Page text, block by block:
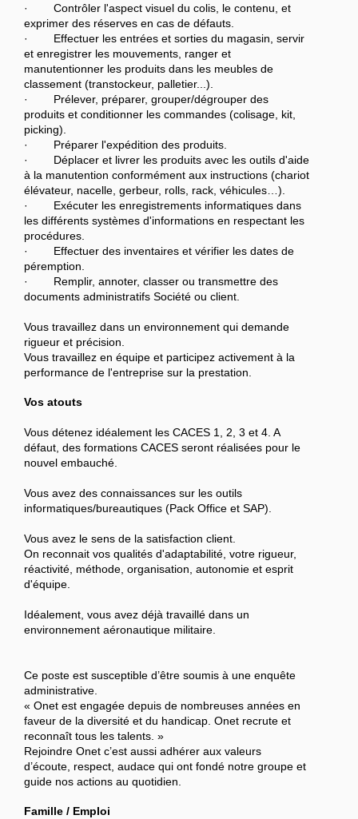
· Contrôler l'aspect visuel du colis, le contenu, et
exprimer des réserves en cas de défauts.
· Effectuer les entrées et sorties du magasin, servir
et enregistrer les mouvements, ranger et
manutentionner les produits dans les meubles de
classement (transtockeur, palletier...).
· Prélever, préparer, grouper/dégrouper des
produits et conditionner les commandes (colisage, kit,
picking).
· Préparer l'expédition des produits.
· Déplacer et livrer les produits avec les outils d'aide
à la manutention conformément aux instructions (chariot
élévateur, nacelle, gerbeur, rolls, rack, véhicules…).
· Exécuter les enregistrements informatiques dans
les différents systèmes d'informations en respectant les
procédures.
· Effectuer des inventaires et vérifier les dates de
péremption.
· Remplir, annoter, classer ou transmettre des
documents administratifs Société ou client.
Vous travaillez dans un environnement qui demande
rigueur et précision.
Vous travaillez en équipe et participez activement à la
performance de l'entreprise sur la prestation.
Vos atouts
Vous détenez idéalement les CACES 1, 2, 3 et 4. A
défaut, des formations CACES seront réalisées pour le
nouvel embauché.
Vous avez des connaissances sur les outils
informatiques/bureautiques (Pack Office et SAP).
Vous avez le sens de la satisfaction client.
On reconnait vos qualités d'adaptabilité, votre rigueur,
réactivité, méthode, organisation, autonomie et esprit
d'équipe.
Idéalement, vous avez déjà travaillé dans un
environnement aéronautique militaire.
Ce poste est susceptible d’être soumis à une enquête
administrative.
« Onet est engagée depuis de nombreuses années en
faveur de la diversité et du handicap. Onet recrute et
reconnaît tous les talents. »
Rejoindre Onet c’est aussi adhérer aux valeurs
d’écoute, respect, audace qui ont fondé notre groupe et
guide nos actions au quotidien.
Famille / Emploi